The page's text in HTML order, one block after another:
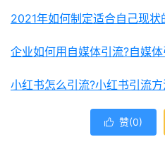
2021年如何制定适合自己现状
企业如何用自媒体引流?自媒
小红书怎么引流?小红书引流
 赞(0)